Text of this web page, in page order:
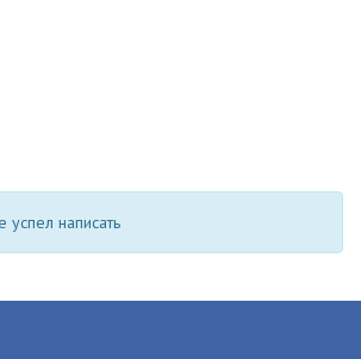
написать